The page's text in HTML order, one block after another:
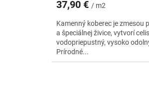
37,90 € / m2
Kamenný koberec je zmesou
a špeciálnej živice, vytvorí
vodopriepustný, vysoko
Prírodné...